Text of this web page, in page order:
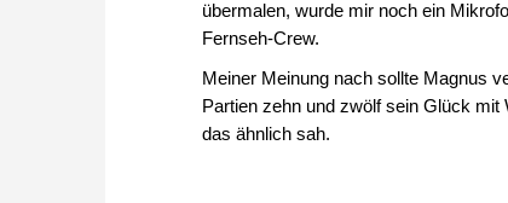
übermalen, wurde mir noch ein
Fernseh-Crew.
Meiner Meinung nach sollte Magnus
Partien zehn und zwölf sein Glück
das ähnlich sah.